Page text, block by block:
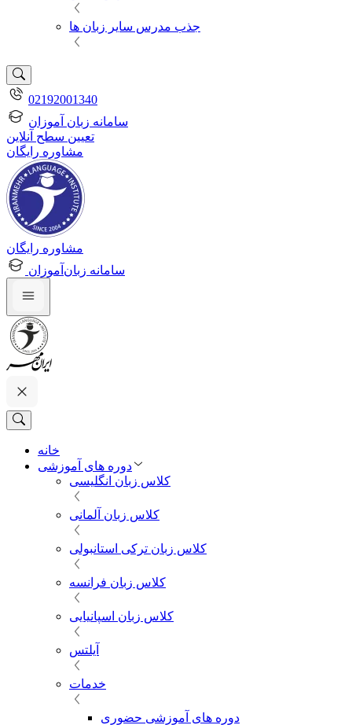
جذب مدرس سایر زبان ها
02192001340
سامانه زبان آموزان
تعیین سطح آنلاین
مشاوره رایگان
مشاوره رایگان
سامانه زبان‌آموزان
خانه
دوره های آموزشی
کلاس زبان انگلیسی
کلاس زبان آلمانی
کلاس زبان ترکی استانبولی
کلاس زبان فرانسه
کلاس زبان اسپانیایی
آیلتس
خدمات
دوره های آموزشی حضوری